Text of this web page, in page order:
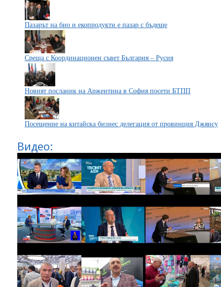
Пазарът на био и екопродукти е пазар с бъдеще
Среща с Координационен съвет България – Русия
Новият посланик на Аржентина в София посети БТПП
Посещение на китайска бизнес делегация от провинция Джянсу
Видео: